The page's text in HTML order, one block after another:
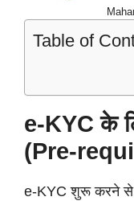
Table of
e-KYC के
(Pre-
e-KYC शुरू करने से